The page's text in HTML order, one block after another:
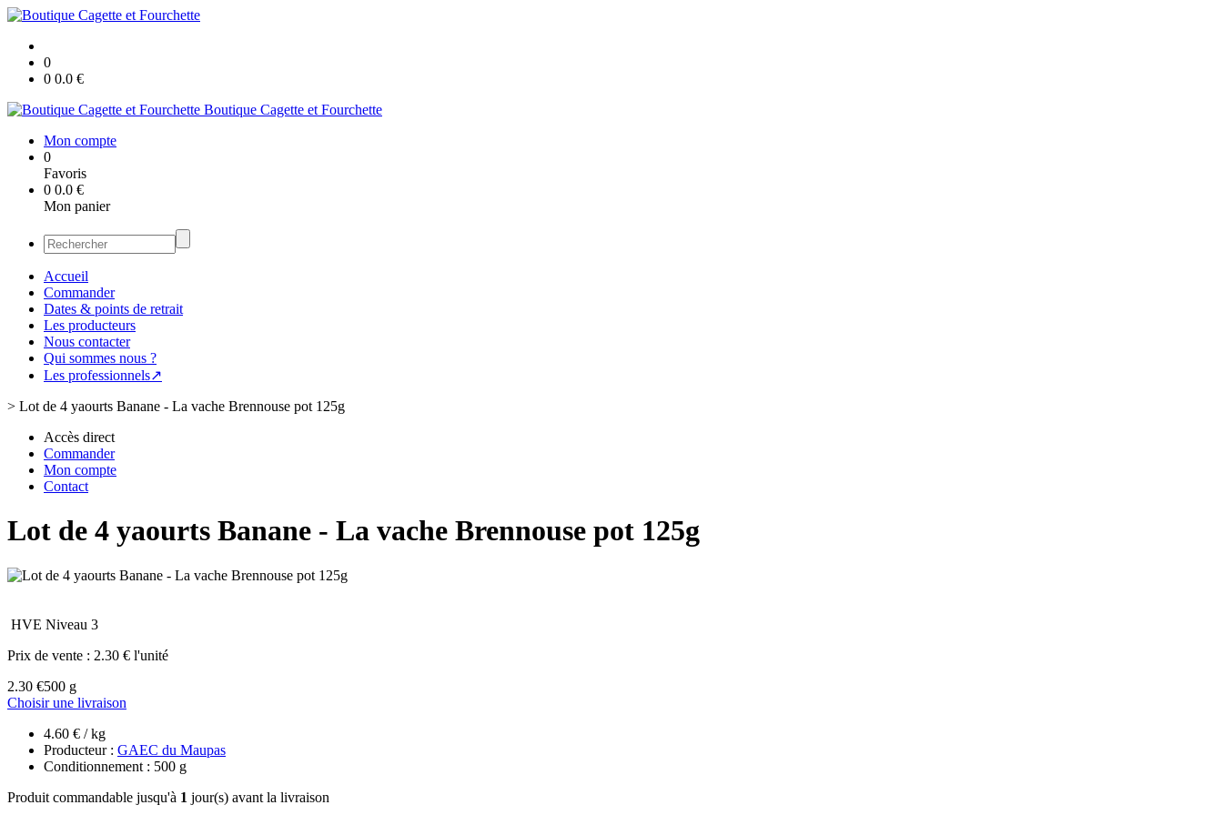
0
0 0.0 €
Boutique Cagette et Fourchette
Mon compte
0
Favoris
0 0.0 €
Mon panier
Accueil
Commander
Dates & points de retrait
Les producteurs
Nous contacter
Qui sommes nous ?
Les professionnels↗
> Lot de 4 yaourts Banane - La vache Brennouse pot 125g
Accès direct
Commander
Mon compte
Contact
Lot de 4 yaourts Banane - La vache Brennouse pot 125g
HVE Niveau 3
Prix de vente : 2.30 € l'unité
2.30 €500 g
Choisir une livraison
4.60 € / kg
Producteur : GAEC du Maupas
Conditionnement : 500 g
Produit commandable jusqu'à 1 jour(s) avant la livraison